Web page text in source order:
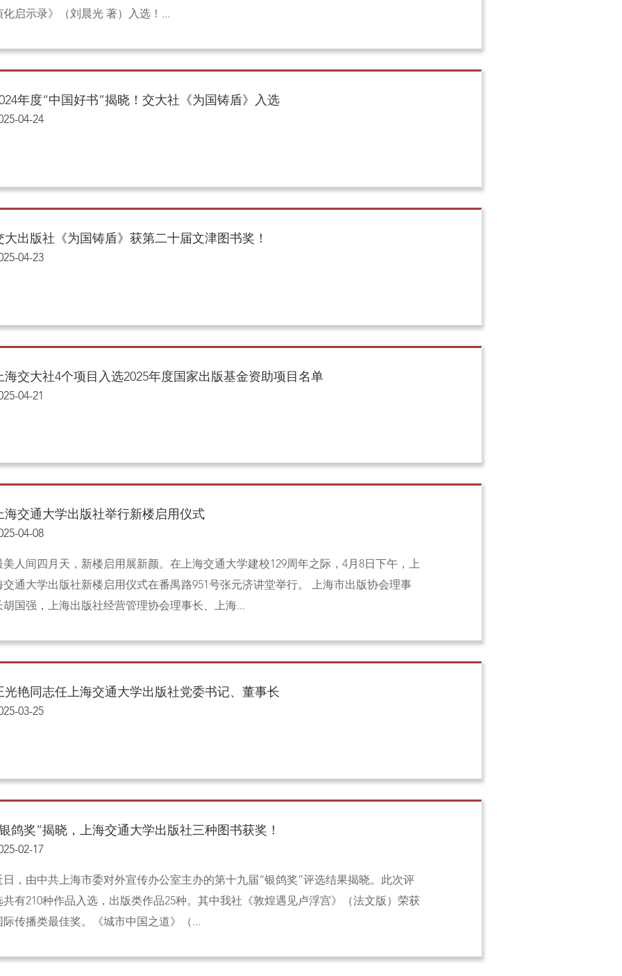
化启示录》（刘晨光 著）入选！...
年度“中国好书”揭晓！交大社《为国铸盾》入选
04-24
大出版社《为国铸盾》获第二十届文津图书奖！
04-23
海交大社4个项目入选2025年度国家出版基金资助项目名单
04-21
海交通大学出版社举行新楼启用仪式
04-08
美人间四月天，新楼启用展新颜。在上海交通大学建校129周年之际，4月8日下午，上
交通大学出版社新楼启用仪式在番禺路951号张元济讲堂举行。 上海市出版协会理事
胡国强，上海出版社经营管理协会理事长、上海...
光艳同志任上海交通大学出版社党委书记、董事长
03-25
鸽奖”揭晓，上海交通大学出版社三种图书获奖！
02-17
日，由中共上海市委对外宣传办公室主办的第十九届“银鸽奖”评选结果揭晓。此次评
共有210种作品入选，出版类作品25种。其中我社《敦煌遇见卢浮宫》（法文版）荣获
际传播类最佳奖。《城市中国之道》（...